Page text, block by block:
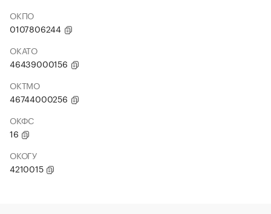
ОКПО
0107806244
ОКАТО
46439000156
ОКТМО
46744000256
ОКФС
16
ОКОГУ
4210015